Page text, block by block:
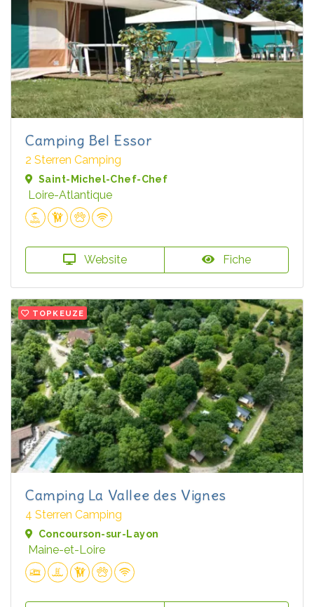
Camping Bel Essor
2 Sterren Camping
Saint-Michel-Chef-Chef
Loire-Atlantique
Website Fiche
TOPKEUZE
Camping La Vallee des Vignes
4 Sterren Camping
Concourson-sur-Layon
Maine-et-Loire